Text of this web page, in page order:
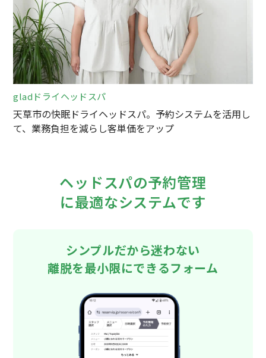
gladドライヘッドスパ
天草市の快眠ドライヘッドスパ。予約システムを活用し
て、業務負担を減らし客単価をアップ
ヘッドスパの予約管理
に最適なシステムです
シンプルだから迷わない
離脱を最小限にできるフォーム